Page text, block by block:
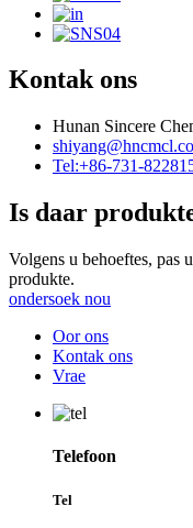
Kontak ons
Hunan Sincere
Tel:+86-731-
Is daar
Volgens u behoeftes, pas
produkte.
ondersoek nou
Oor ons
Kontak ons
Vrae
Telefoon
Tel